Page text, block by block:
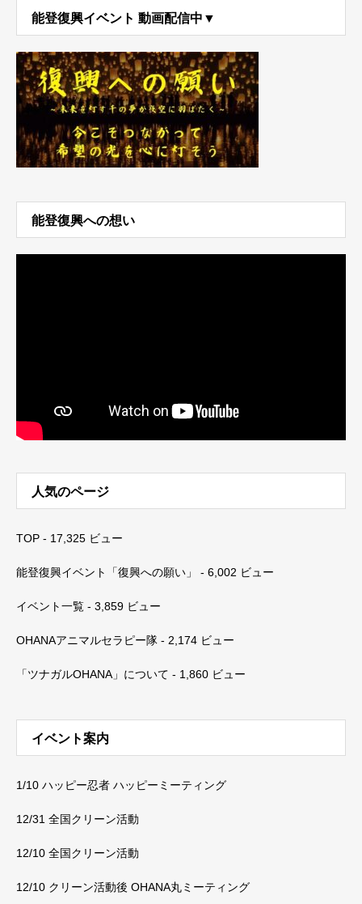
能登復興イベント 動画配信中▼
能登復興への想い
人気のページ
TOP - 17,325 ビュー
能登復興イベント「復興への願い」 - 6,002 ビュー
イベント一覧 - 3,859 ビュー
OHANAアニマルセラピー隊 - 2,174 ビュー
「ツナガルOHANA」について - 1,860 ビュー
イベント案内
1/10 ハッピー忍者 ハッピーミーティング
12/31 全国クリーン活動
12/10 全国クリーン活動
12/10 クリーン活動後 OHANA丸ミーティング